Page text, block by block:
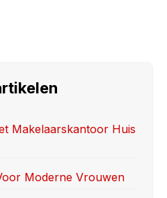
Makelaarskantoor Huis
Moderne Vrouwen